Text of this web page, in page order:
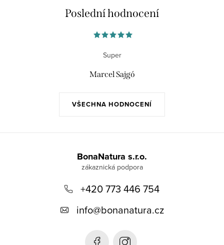
Poslední hodnocení
VŠECHNA HODNOCENÍ
Super
Marcel Sajgó
BonaNatura s.r.o.
+420 773 446 754
info@bonanatura.cz